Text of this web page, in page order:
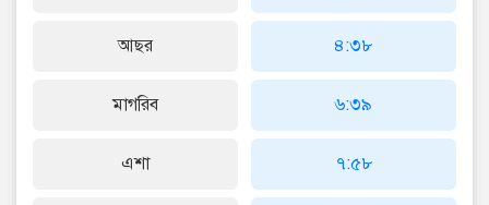
আছর
মাগরিব
এশা
৪:৩৮
৬:৩৯
৭:৫৮